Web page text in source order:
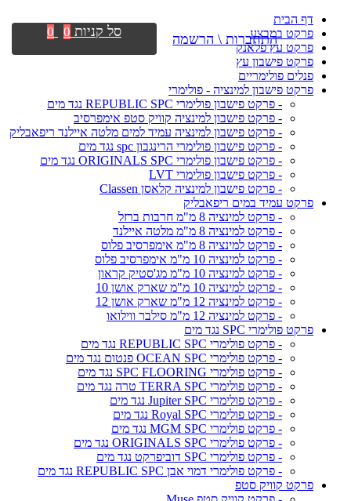
דף הבית
פרקט במבצע
פרקט עץ פלאנק
פרקט פישבון עץ
פנלים פולימריים
פרקט פישבון למינציה - פולימרי
- פרקט פישבון פולימרי REPUBLIC SPC נגד מים
- פרקט פישבון למינציה קוויק סטפ אימפרסיב
- פרקט פישבון למינציה עמיד למים מלטה איילנד ריפאבליק
- פרקט פישבון פולימרי הרינגבון spc נגד מים
- פרקט פישבון פולימרי ORIGINALS SPC נגד מים
- פרקט פישבון פולימרי LVT
- פרקט פישבון למינציה קלאסן Classen
פרקט עמיד במים ריפאבליק
- פרקט למינציה 8 מ"מ חרבות ברזל
- פרקט למינציה 8 מ"מ מלטה איילנד
- פרקט למינציה 8 מ"מ אימפרסיב פלוס
- פרקט למינציה 10 מ"מ אימפרסיב פלוס
- פרקט למינציה 10 מ"מ מג'סטיק קראון
- פרקט למינציה 10 מ"מ שארק אושן 10
- פרקט למינציה 12 מ"מ שארק אושן 12
- פרקט למינציה 12 מ"מ סילבר ווילואו
פרקט פולימרי SPC נגד מים
- פרקט פולימרי REPUBLIC SPC נגד מים
- פרקט פולימרי OCEAN SPC פנטום נגד מים
- פרקט פולימרי SPC FLOORING נגד מים
- פרקט פולימרי TERRA SPC טרה נגד מים
- פרקט פולימרי Jupiter SPC נגד מים
- פרקט פולימרי Royal SPC נגד מים
- פרקט פולימרי MGM SPC נגד מים
- פרקט פולימרי ORIGINALS SPC נגד מים
- פרקט פולימרי SPC דוביפרקט נגד מים
- פרקט פולימרי דמוי אבן REPUBLIC SPC נגד מים
פרקט קוויק סטפ
התחברות \ הרשמה סל קניות 0
0